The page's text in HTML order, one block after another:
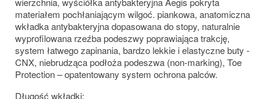
materiałem pochłaniającym wilgoć. piankowa, anatomiczna
wkładka antybakteryjna dopasowana do stopy, naturalnie
wyprofilowana rzeźba podeszwy poprawiająca trakcję,
system łatwego zapinania, bardzo lekkie i elastyczne buty -
CNX, niebrudząca podłoża podeszwa (non-marking), Toe
Protection – opatentowany system ochrona palców.
Długość wkładki: